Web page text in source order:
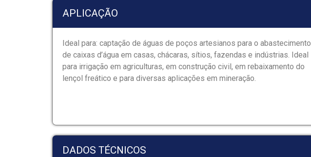
APLICAÇÃO
Ideal para: captação de águas de poços artesianos para o abastecimento
de caixas d’água em casas, chácaras, sítios, fazendas e indústrias. Ideal
para irrigação em agriculturas, em construção civil, em rebaixamento do
lençol freático e para diversas aplicações em mineração.
DADOS TÉCNICOS